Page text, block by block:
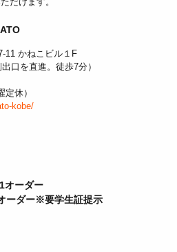
11 かねこビル１F
口を直進。徒歩7分）
休）
kobe/
オーダー
ーダー※要学生証提示